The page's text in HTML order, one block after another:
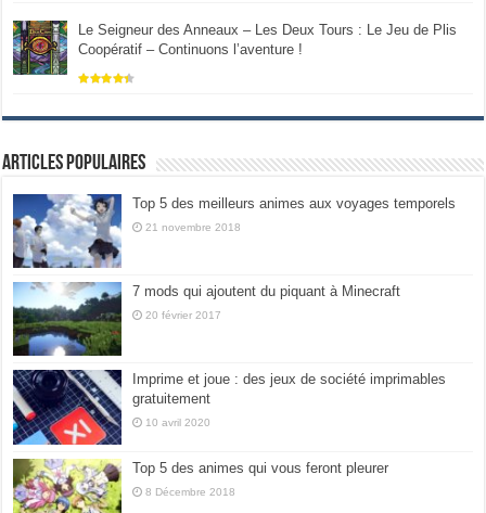
Le Seigneur des Anneaux – Les Deux Tours : Le Jeu de Plis
Coopératif – Continuons l’aventure !
Articles populaires
Top 5 des meilleurs animes aux voyages temporels
21 novembre 2018
7 mods qui ajoutent du piquant à Minecraft
20 février 2017
Imprime et joue : des jeux de société imprimables
gratuitement
10 avril 2020
Top 5 des animes qui vous feront pleurer
8 Décembre 2018